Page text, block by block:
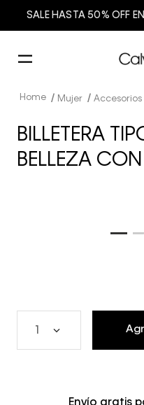
SALE HASTA 50% OFF
Mujer Accesorios
BILLETERA
BELLEZA